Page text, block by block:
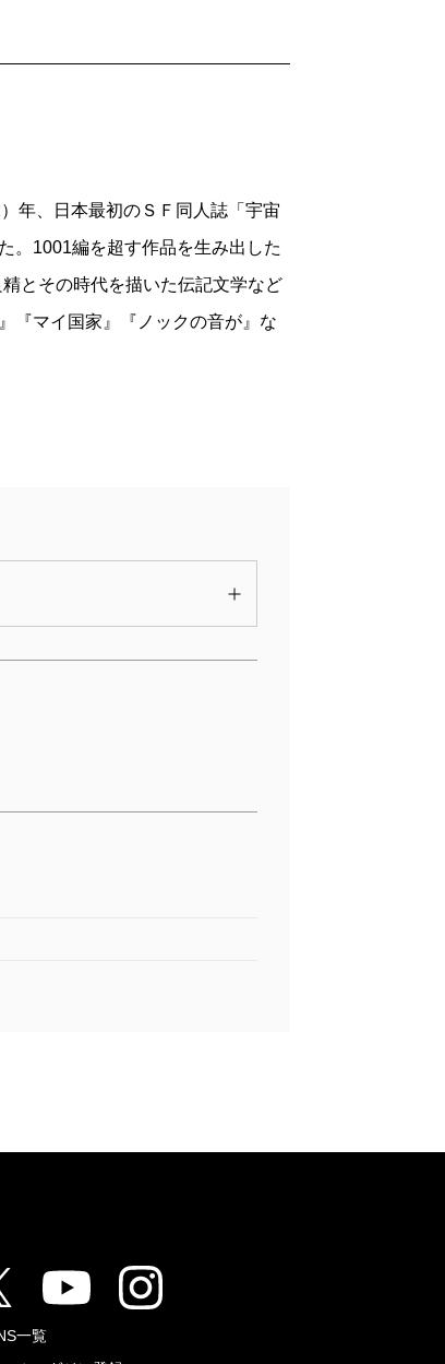
的に証明しようとした科学
ジと違い、もの静かだった
年、日本最初のＳＦ同人誌「宇宙
。1001編を超す作品を生み出した
とその時代を描いた伝記文学など
『マイ国家』『ノックの音が』な
一覧